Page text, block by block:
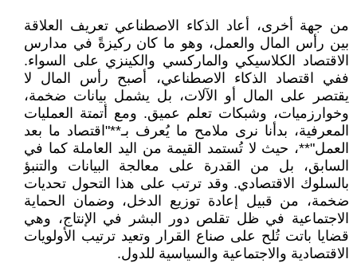
من جهة أخرى، أعاد الذكاء الاصطناعي تعريف العلاقة
بين رأس المال والعمل، وهو ما كان ركيزةً في مدارس
الاقتصاد الكلاسيكي والماركسي والكينزي على السواء.
ففي اقتصاد الذكاء الاصطناعي، أصبح رأس المال لا
يقتصر على المال أو الآلات، بل يشمل بيانات ضخمة،
وخوارزميات، وشبكات تعلم عميق. ومع أتمتة العمليات
المعرفية، بدأنا نرى ملامح ما يُعرف بـ**"اقتصاد ما بعد
العمل"**، حيث لا تُستمد القيمة من اليد العاملة كما في
السابق، بل من القدرة على معالجة البيانات والتنبؤ
بالسلوك الاقتصادي. وقد ترتب على هذا التحول تحديات
ضخمة، من قبيل إعادة توزيع الدخل، وضمان الحماية
الاجتماعية في ظل تقلص دور البشر في الإنتاج، وهي
قضايا باتت تُلح على صناع القرار وتعيد ترتيب الأولويات
الاقتصادية والاجتماعية والسياسية للدول.